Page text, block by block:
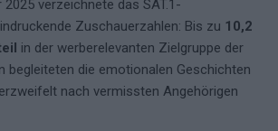
verzeichnete das SAT.1-
Zuschauerzahlen: Bis zu 10,2
in der werberelevanten Zielgruppe der
begleiteten die emotionalen Geschichten
nach vermissten Angehörigen